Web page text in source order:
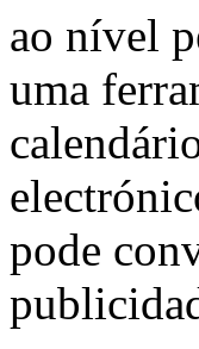
ao nível
uma
pode